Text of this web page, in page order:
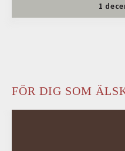
1
FÖR DIG SOM